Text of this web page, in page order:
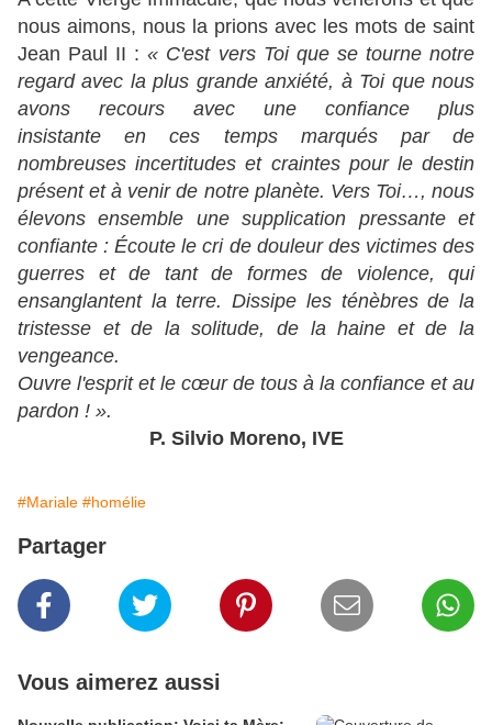
nous aimons, nous la prions avec les mots de saint
Jean Paul II :« C'est vers Toi que se tourne notre
regard avec la plus grande anxiété, à Toi que nous
avons recours avec une confiance plus
insistante en ces temps marqués par de
nombreuses incertitudes et craintes pour le destin
présent et à venir de notre planète. Vers Toi…, nous
élevons ensemble une supplication pressante et
confiante : Écoute le cri de douleur des victimes des
guerres et de tant de formes de violence, qui
ensanglantent la terre. Dissipe les ténèbres de la
tristesse et de la solitude, de la haine et de la
vengeance.
Ouvre l'esprit et le cœur de tous à la confiance et au
pardon ! ».
P. Silvio Moreno, IVE
#Mariale #homélie
Partager
Vous aimerez aussi